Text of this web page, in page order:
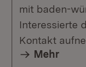
mit baden-
Interessierte
Kontakt
Mehr